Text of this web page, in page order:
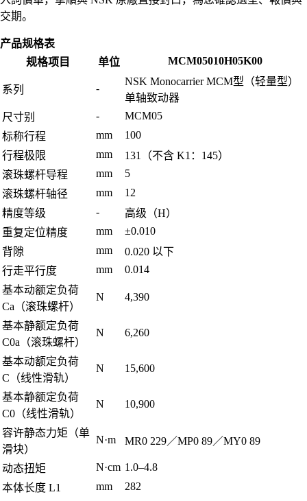
交期。
产品规格表
规格项目
单位 MCM05010H05K00
系列 -
NSK Monocarrier MCM型（轻量型）
单轴致动器
尺寸别
-
MCM05
标称行程
mm
100
行程极限
mm
131（不含 K1：145）
滚珠螺杆导程
mm
5
滚珠螺杆轴径
mm
12
精度等级
-
高级（H）
重复定位精度
mm
±0.010
背隙
mm
0.020 以下
行走平行度
mm
0.014
基本动额定负荷
Ca（滚珠螺杆）
N 4,390
基本静额定负荷
C0a（滚珠螺杆）
N 6,260
基本动额定负荷
C（线性滑轨）
N 15,600
基本静额定负荷
C0（线性滑轨）
N 10,900
容许静态力矩（单
滑块）
N·m MR0 229／MP0 89／MY0 89
动态扭矩 N·cm 1.0–4.8
本体长度 L1
mm
282